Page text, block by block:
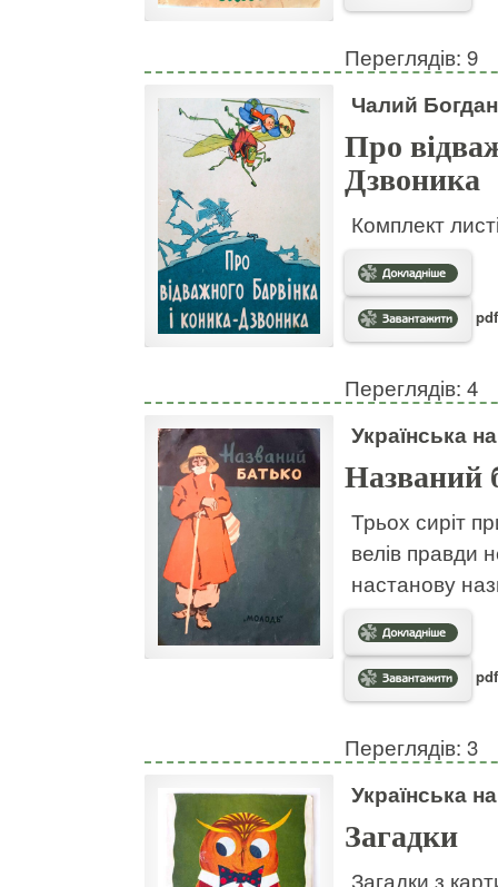
Переглядів: 9
Чалий
Про
Дзвоника
Комплект
Переглядів: 4
Українська
Названий
Трьох сиріт
велів правди
настанову
Переглядів: 3
Українська
Загадки
Загадки з